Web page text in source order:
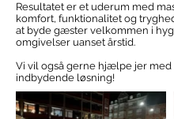
Resultatet er et uderum med
komfort, funktionalitet og
at byde gæster velkommen i
omgivelser uanset årstid.
Vi vil også gerne hjælpe jer med
indbydende løsning!